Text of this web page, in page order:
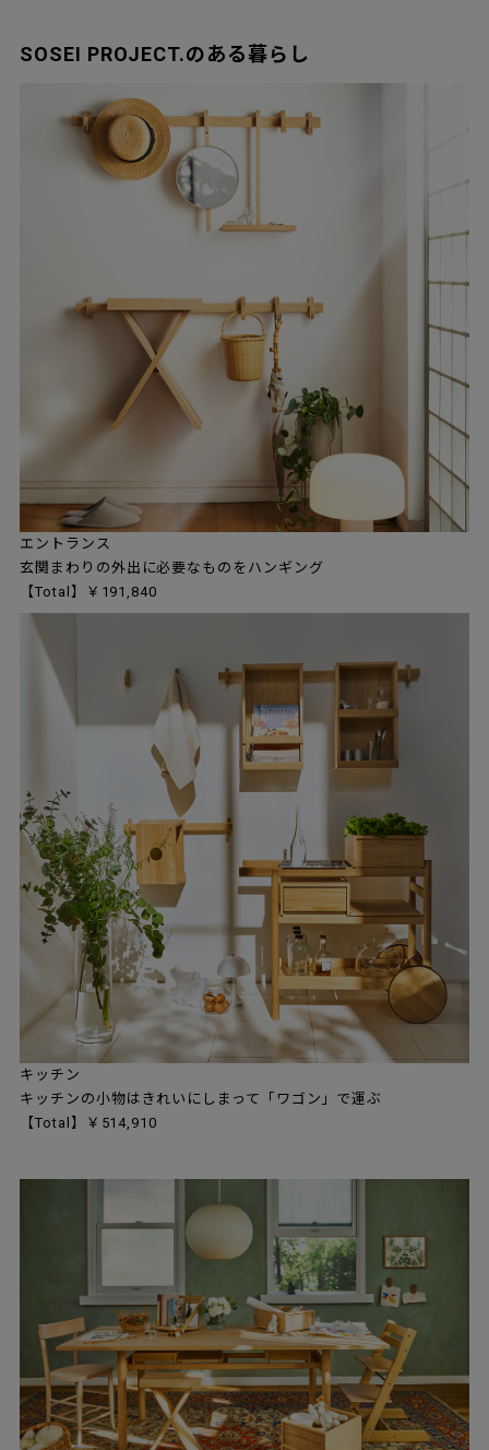
SOSEI PROJECT.のある暮らし
エントランス
玄関まわりの外出に必要なものをハンギング
【Total】￥191,840
キッチン
キッチンの小物はきれいにしまって「ワゴン」で運ぶ
【Total】￥514,910